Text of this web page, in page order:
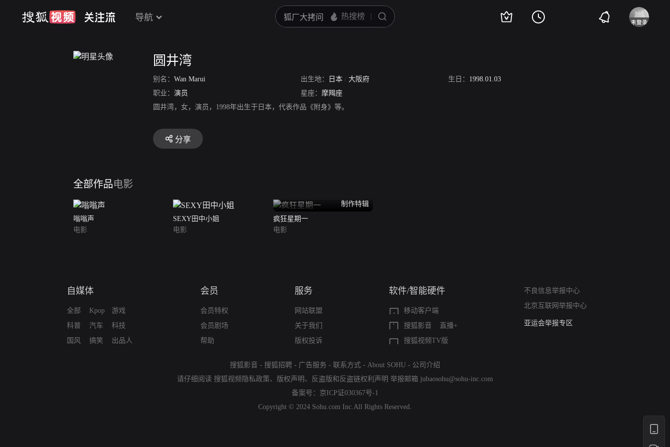
导航
圆井湾
别名： Wan Marui 出生地： 日本 / 大阪府 生日： 1998.01.03
职业： 演员 星座： 摩羯座
圆井湾，女，演员，1998年出生于日本，代表作品《附身》等。
分享
全部作品电影
嗡嗡声
电影
SEXY田中小姐
电影
制作特辑
疯狂星期一
电影
自媒体
全部
科普
国风
Kpop
汽车
搞笑
游戏
科技
出品人
会员
会员特权
会员剧场
帮助
服务
网站联盟
关于我们
版权投诉
软件/智能硬件
移动客户端
搜狐影音
直播+
搜狐视频TV版
不良信息举报中心
北京互联网举报中心
算法推荐专项举报
亚运会举报专区
搜狐影音 - 搜狐招聘 - 广告服务 - 联系方式 - About SOHU - 公司介绍
请仔细阅读 搜狐视频隐私政策、 版权声明 、 反盗版和反盗链权利声明 举报邮箱 jubaosohu@sohu-inc.com
备案号： 京ICP证030367号-1
Copyright © 2024 Sohu.com Inc.All Rights Reserved.